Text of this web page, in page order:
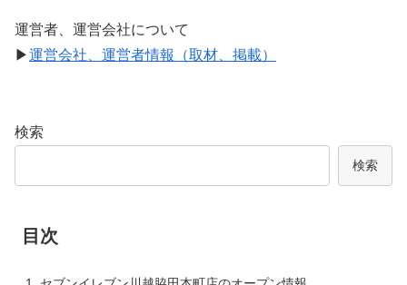
運営者、運営会社について
▶運営会社、運営者情報（取材、掲載）
検索
検索
目次